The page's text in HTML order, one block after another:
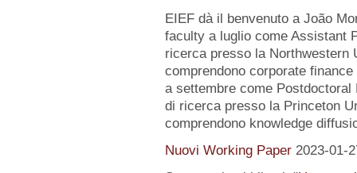
EIEF dà il benvenuto a João
faculty a luglio come Assistant
ricerca presso la
comprendono corporate
a settembre come
di ricerca presso la Princeton
comprendono knowledge
Nuovi Working Paper 2023-01-